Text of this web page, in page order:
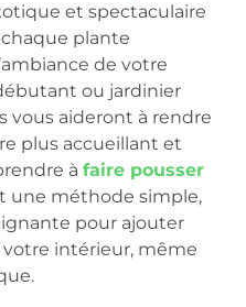
et spectaculaire
plante
de votre
ou jardinier
vous aideront à rendre
plus accueillant et
à faire pousser
une méthode simple,
pour ajouter
intérieur, même